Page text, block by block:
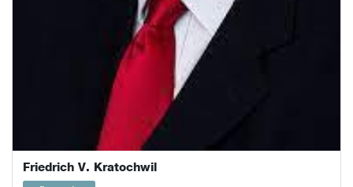
Friedrich V. Kratochwil